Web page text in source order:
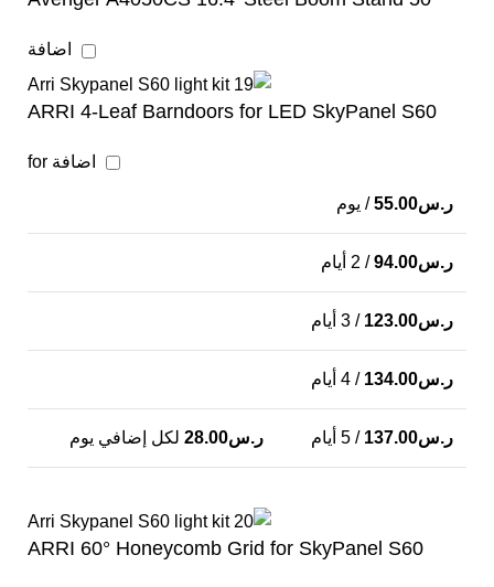
اضافة
ARRI 4-Leaf Barndoors for LED SkyPanel S60
اضافة for
ر.س55.00/ يوم
ر.س94.00/ 2 أيام
ر.س123.00 / 3 أيام
ر.س134.00 / 4 أيام
ر.س137.00 / 5 أيام ر.س28.00 لكل إضافي يوم
ARRI 60° Honeycomb Grid for SkyPanel S60